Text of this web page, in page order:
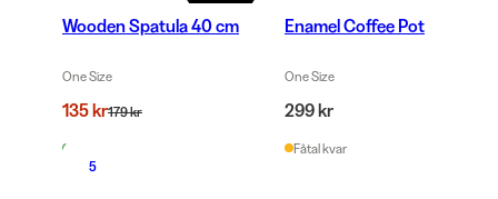
Wooden Spatula 40 cm
One Size
135 kr179 kr
Enamel Coffee Pot
One Size
299 kr
Fåtal kvar
5